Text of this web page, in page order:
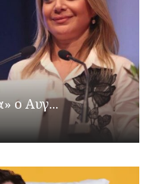
ο Αυγ...